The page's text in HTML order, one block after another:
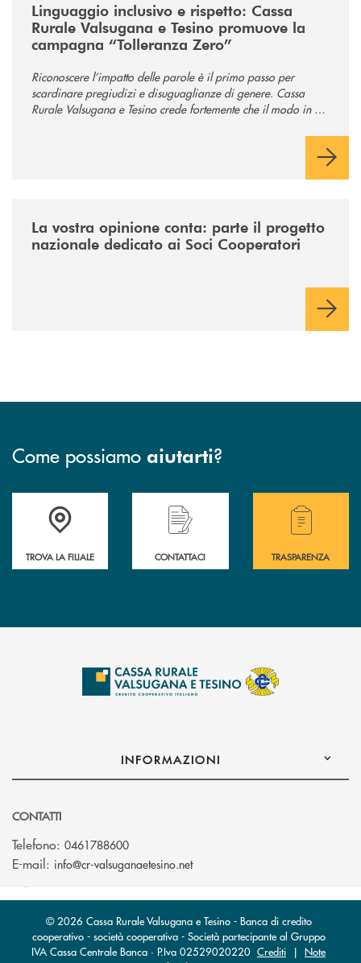
Linguaggio inclusivo e rispetto: Cassa
Rurale Valsugana e Tesino promuove la
campagna “Tolleranza Zero”
Riconoscere l’impatto delle parole è il primo passo per
scardinare pregiudizi e disuguaglianze di genere. Cassa
Rurale Valsugana e Tesino crede fortemente che il modo in cui
La vostra opinione conta: parte il progetto
nazionale dedicato ai Soci Cooperatori
Come possiamo aiutarti?
Accedi all' elenco completo delle filiali .
TROVA LA FILIALE
Hai bisogno di assistenza immediata?
CONTATTACI
Hai bisogno di
TRASPARENZA
INFORMAZIONI
CONTATTI
Telefono: 0461788600
E-mail: info@cr-valsuganaetesino.net(si apre l’app di posta
© 2026 Cassa Rurale Valsugana e Tesino - Banca di credito
cooperativo - società cooperativa - Società partecipante al Gruppo
IVA Cassa Centrale Banca · P.Iva 02529020220 Crediti | Note